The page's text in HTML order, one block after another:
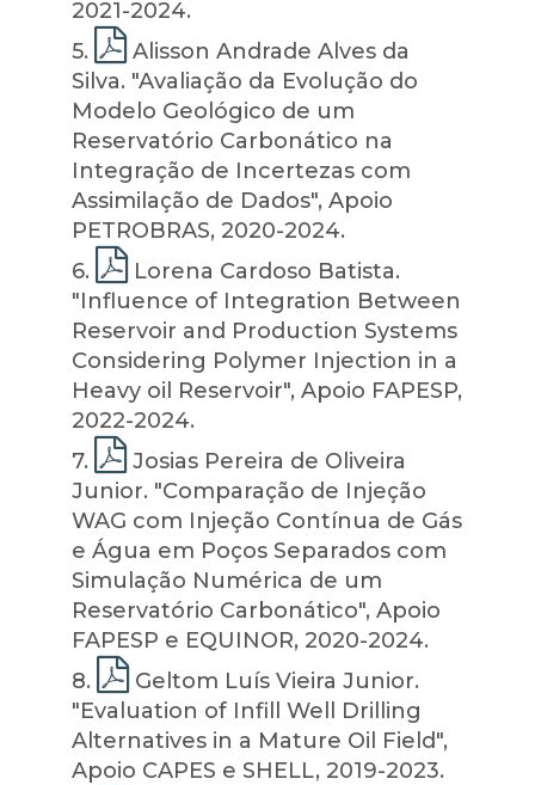
2021-2024.
5.
Alisson Andrade Alves da
Silva. "Avaliação da Evolução do
Modelo Geológico de um
Reservatório Carbonático na
Integração de Incertezas com
Assimilação de Dados", Apoio
PETROBRAS, 2020-2024.
6.
Lorena Cardoso Batista.
"Influence of Integration Between
Reservoir and Production Systems
Considering Polymer Injection in a
Heavy oil Reservoir", Apoio FAPESP,
2022-2024.
7.
Josias Pereira de Oliveira
Junior. "Comparação de Injeção
WAG com Injeção Contínua de Gás
e Água em Poços Separados com
Simulação Numérica de um
Reservatório Carbonático", Apoio
FAPESP e EQUINOR, 2020-2024.
8.
Geltom Luís Vieira Junior.
"Evaluation of Infill Well Drilling
Alternatives in a Mature Oil Field",
Apoio CAPES e SHELL, 2019-2023.